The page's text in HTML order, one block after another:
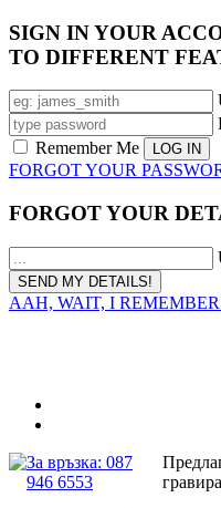
SIGN IN YOUR
TO DIFFERENT
Remember Me
FORGOT YOUR
FORGOT YOUR
AAH, WAIT, I
За връзка: 087
946 6553